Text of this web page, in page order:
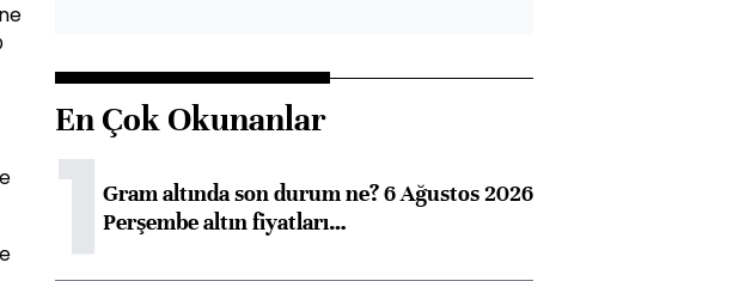
En Çok Okunanlar
1Gram altında son durum ne? 6 Ağustos 2026
Perşembe altın fiyatları…